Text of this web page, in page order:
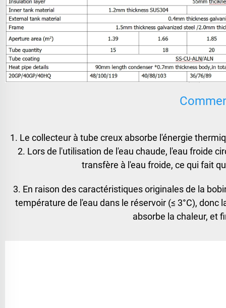
1. Le collecteur à tube creux absorbe l'énergie
2. Lors de l'utilisation de l'eau chaude, l'eau froide
transfère à l'eau froide, ce qui fait
3. En raison des caractéristiques originales de la
température de l'eau dans le réservoir (≤ 3°C),
absorbe la chaleur, et